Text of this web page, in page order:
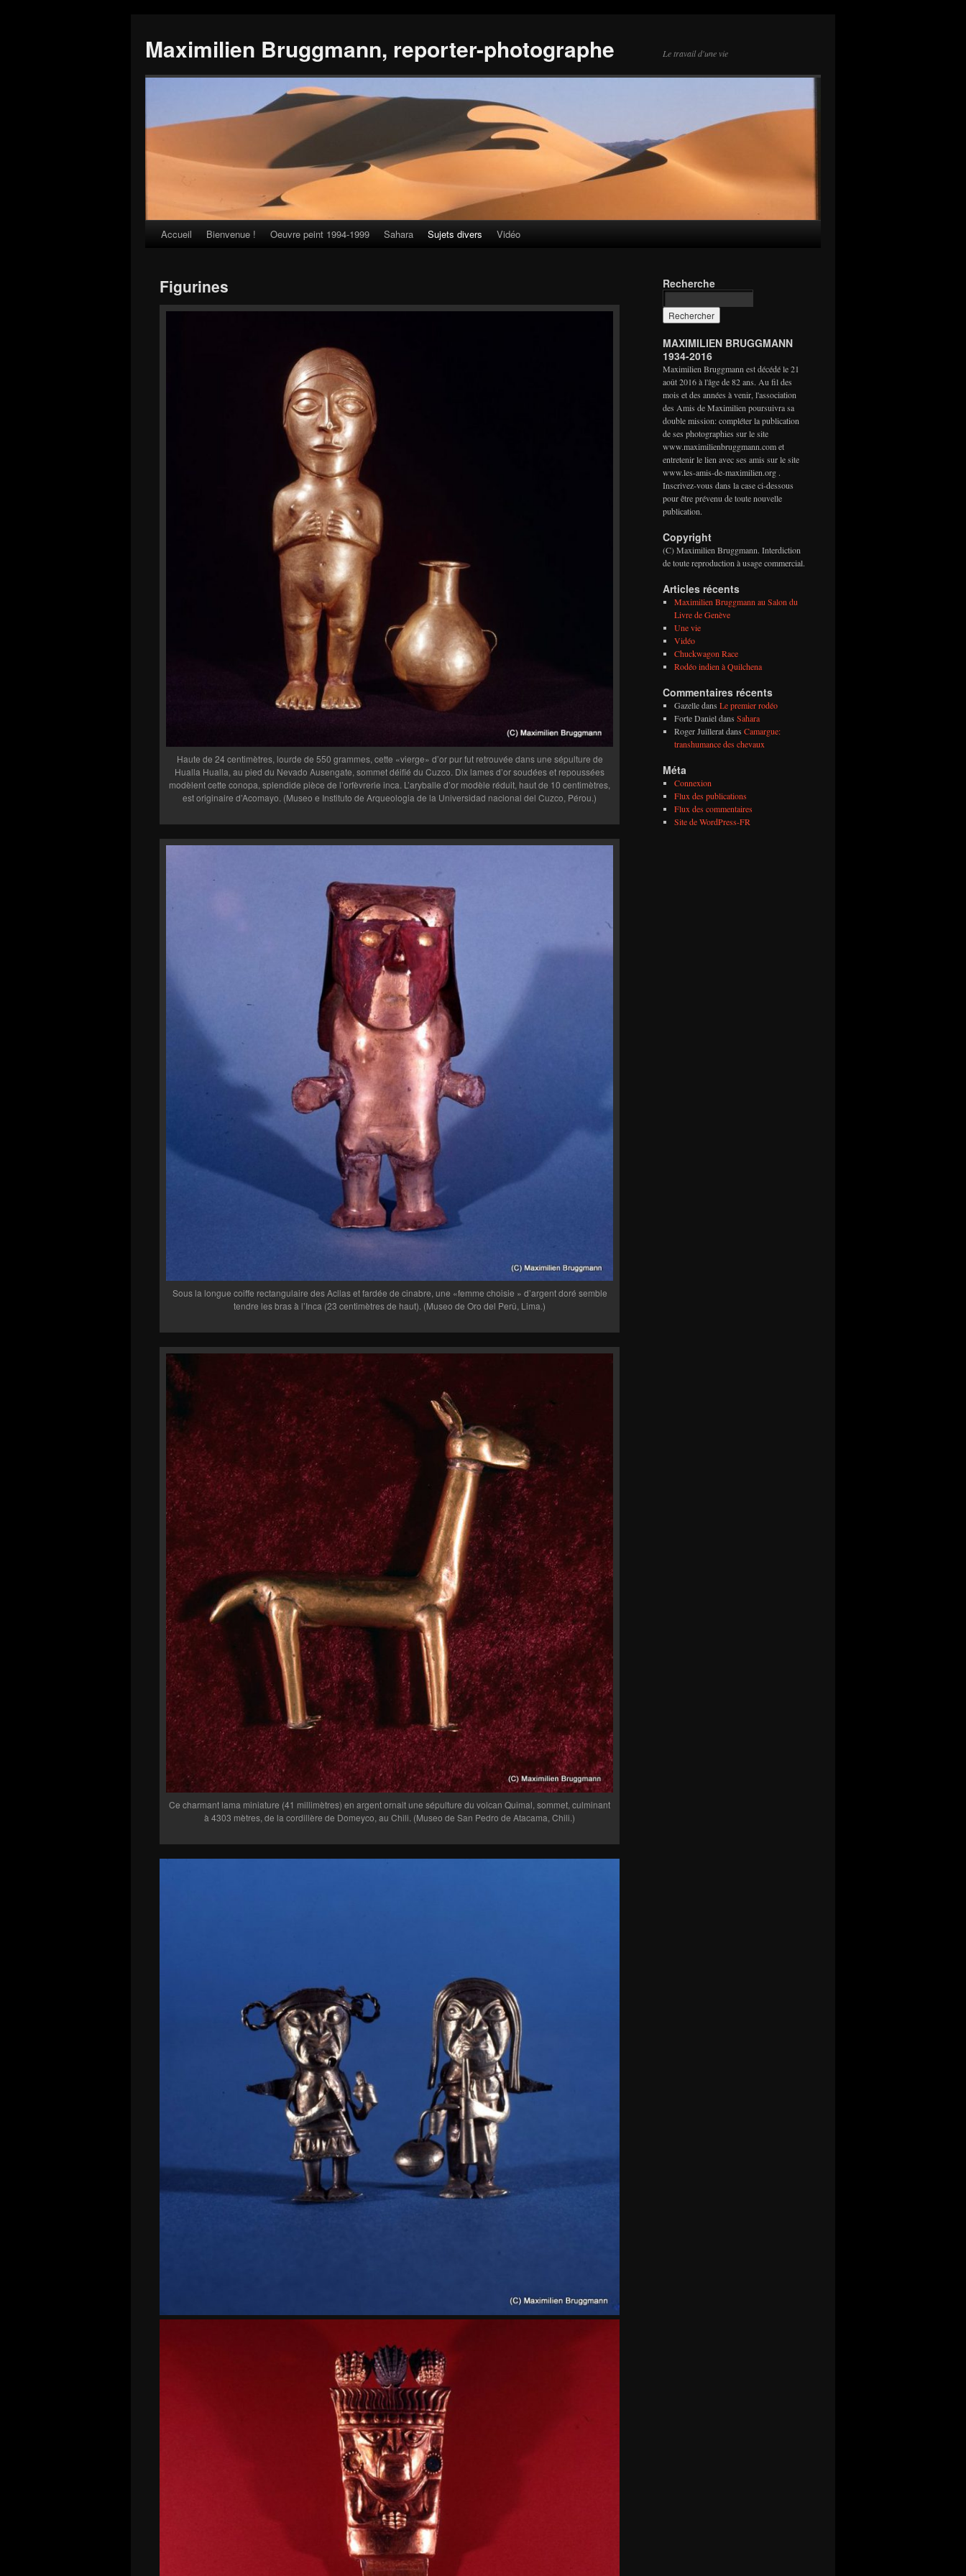
Maximilien Bruggmann, reporter-photographe Le travail d'une vie
Skip
content
Accueil Bienvenue ! Oeuvre peint 1994-1999 Sahara Sujets divers Vidéo
Figurines
Haute de 24 centimètres, lourde de 550 grammes, cette «vierge» d’or pur fut retrouvée dans une sépulture de
Hualla Hualla, au pied du Nevado Ausengate, sommet déifié du Cuzco. Dix lames d’or soudées et repoussées
modèlent cette conopa, splendide pièce de l’orfèvrerie inca. L’aryballe d’or modèle réduit, haut de 10 centimètres,
est originaire d’Acomayo. (Museo e Instituto de Arqueologia de la Universidad nacional del Cuzco, Pérou.)
Sous la longue coiffe rectangulaire des Acllas et fardée de cinabre, une «femme choisie » d’argent doré semble
tendre les bras à l’Inca (23 centimètres de haut). (Museo de Oro del Perû, Lima.)
Ce charmant lama miniature (41 millimètres) en argent ornait une sépulture du volcan Quimal, sommet, culminant
à 4303 mètres, de la cordillère de Domeyco, au Chili. (Museo de San Pedro de Atacama, Chili.)
Recherche
MAXIMILIEN BRUGGMANN
1934-2016
Maximilien Bruggmann est décédé le 21
août 2016 à l'âge de 82 ans. Au fil des
mois et des années à venir, l'association
des Amis de Maximilien poursuivra sa
double mission: compléter la publication
de ses photographies sur le site
www.maximilienbruggmann.com et
entretenir le lien avec ses amis sur le site
www.les-amis-de-maximilien.org .
Inscrivez-vous dans la case ci-dessous
pour être prévenu de toute nouvelle
publication.
Copyright
(C) Maximilien Bruggmann. Interdiction
de toute reproduction à usage commercial.
Articles récents
Maximilien Bruggmann au Salon du
Livre de Genève
Une vie
Vidéo
Chuckwagon Race
Rodéo indien à Quilchena
Commentaires récents
Gazelledans Le premier rodéo
Forte Danieldans Sahara
Roger Juilleratdans Camargue:
transhumance des chevaux
Méta
Connexion
Flux des publications
Flux des commentaires
Site de WordPress-FR